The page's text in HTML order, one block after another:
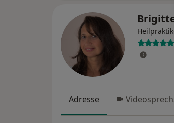
Adresse